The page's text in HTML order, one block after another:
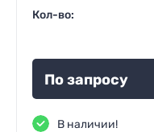
Кол-во:
По запросу
В наличии!